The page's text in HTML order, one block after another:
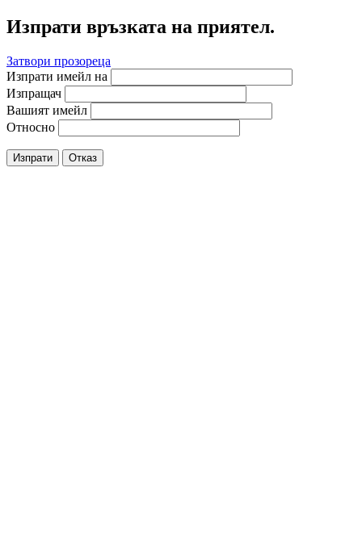
Изпрати връзката на приятел.
Затвори прозореца
Изпрати имейл на
Изпращач
Вашият имейл
Относно
Изпрати Отказ